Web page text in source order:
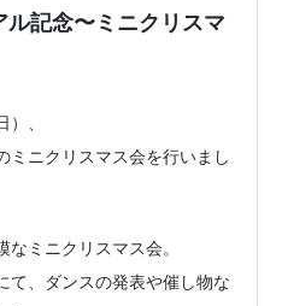
記念〜ミニクリスマ
、
ミニクリスマス会を行いまし
ミニクリスマス会。
て、ダンスの発表や催し物な